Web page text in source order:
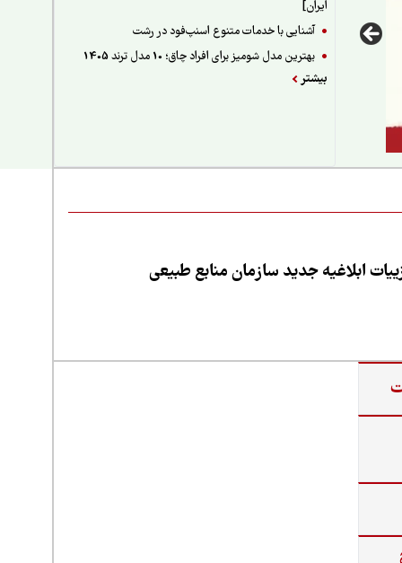
ایران]
آشنایی با خدمات متنوع اسنپ‌فود در رشت
بهترین مدل شومیز برای افراد چاق؛ 10 مدل ترند 1405
بیشتر
ابلاغیه جدید سازمان منابع طبیعی